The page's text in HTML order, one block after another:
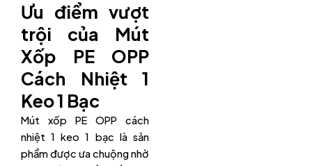
Ưu điểm vượt
trội của Mút
Xốp PE OPP
Cách Nhiệt 1
Keo 1 Bạc
Mút xốp PE OPP cách
nhiệt 1 keo 1 bạc là sản
phẩm được ưa chuộng nhờ